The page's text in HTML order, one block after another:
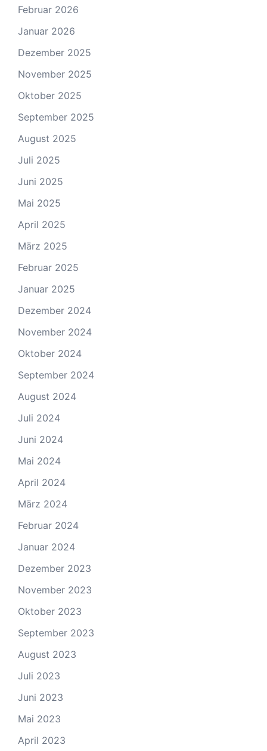
Februar 2026
Januar 2026
Dezember 2025
November 2025
Oktober 2025
September 2025
August 2025
Juli 2025
Juni 2025
Mai 2025
April 2025
März 2025
Februar 2025
Januar 2025
Dezember 2024
November 2024
Oktober 2024
September 2024
August 2024
Juli 2024
Juni 2024
Mai 2024
April 2024
März 2024
Februar 2024
Januar 2024
Dezember 2023
November 2023
Oktober 2023
September 2023
August 2023
Juli 2023
Juni 2023
Mai 2023
April 2023